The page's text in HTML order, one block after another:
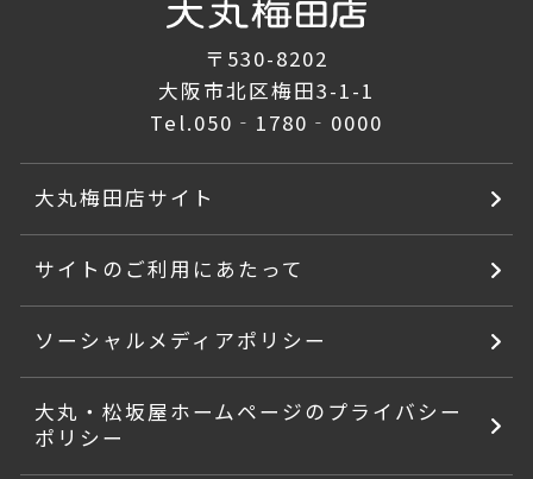
〒530-8202
大阪市北区梅田3-1-1
Tel.050‐1780‐0000
大丸梅田店サイト
サイトのご利用にあたって
ソーシャルメディアポリシー
大丸・松坂屋ホームページのプライバシー
ポリシー